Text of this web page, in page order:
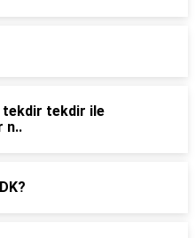
tekdir tekdir ile
n..